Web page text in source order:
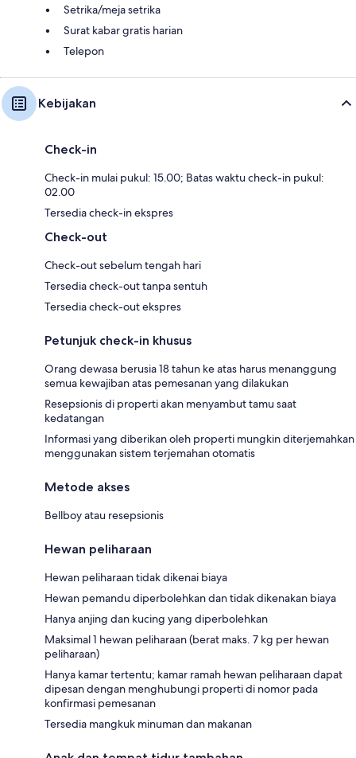
Setrika/meja setrika
Surat kabar gratis harian
Telepon
Kebijakan
Check-in
Check-in mulai pukul: 15.00; Batas waktu check-in pukul:
02.00
Tersedia check-in ekspres
Check-out
Check-out sebelum tengah hari
Tersedia check-out tanpa sentuh
Tersedia check-out ekspres
Petunjuk check-in khusus
Orang dewasa berusia 18 tahun ke atas harus menanggung
semua kewajiban atas pemesanan yang dilakukan
Resepsionis di properti akan menyambut tamu saat
kedatangan
Informasi yang diberikan oleh properti mungkin diterjemahkan
menggunakan sistem terjemahan otomatis
Metode akses
Bellboy atau resepsionis
Hewan peliharaan
Hewan peliharaan tidak dikenai biaya
Hewan pemandu diperbolehkan dan tidak dikenakan biaya
Hanya anjing dan kucing yang diperbolehkan
Maksimal 1 hewan peliharaan (berat maks. 7 kg per hewan
peliharaan)
Hanya kamar tertentu; kamar ramah hewan peliharaan dapat
dipesan dengan menghubungi properti di nomor pada
konfirmasi pemesanan
Tersedia mangkuk minuman dan makanan